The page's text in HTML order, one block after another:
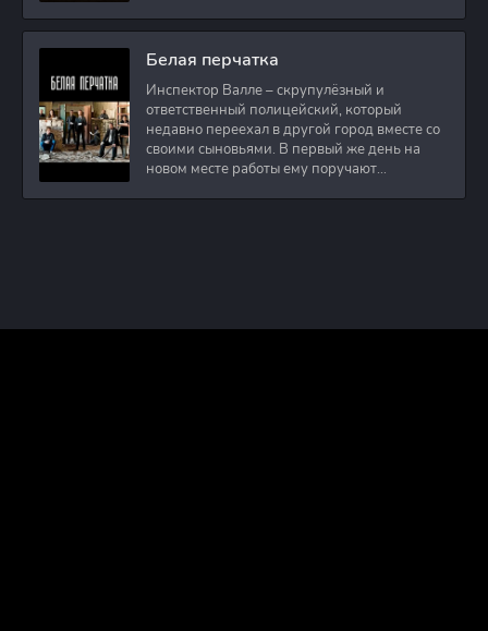
Белая перчатка
Инспектор Валле – скрупулёзный и
ответственный полицейский, который
недавно переехал в другой город вместе со
своими сыновьями. В первый же день на
новом месте работы ему поручают